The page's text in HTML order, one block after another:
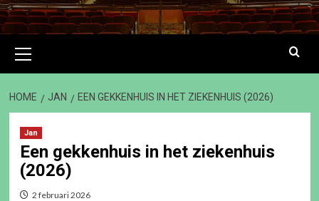
menu
HOME JAN EEN GEKKENHUIS IN HET ZIEKENHUIS (2026)
Jan
Een gekkenhuis in het ziekenhuis
(2026)
2 februari 2026